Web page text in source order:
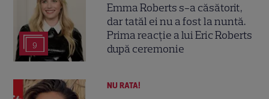
9
Emma Roberts s-a căsătorit,
dar tatăl ei nu a fost la nuntă.
Prima reacție a lui Eric Roberts
după ceremonie
NU RATA!